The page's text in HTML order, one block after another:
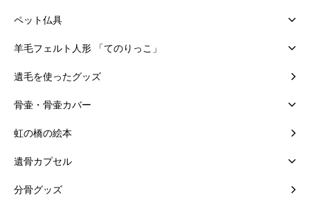
ペット仏具
羊毛フェルト人形 「てのりっこ」
遺毛を使ったグッズ
骨壷・骨壷カバー
虹の橋の絵本
遺骨カプセル
分骨グッズ